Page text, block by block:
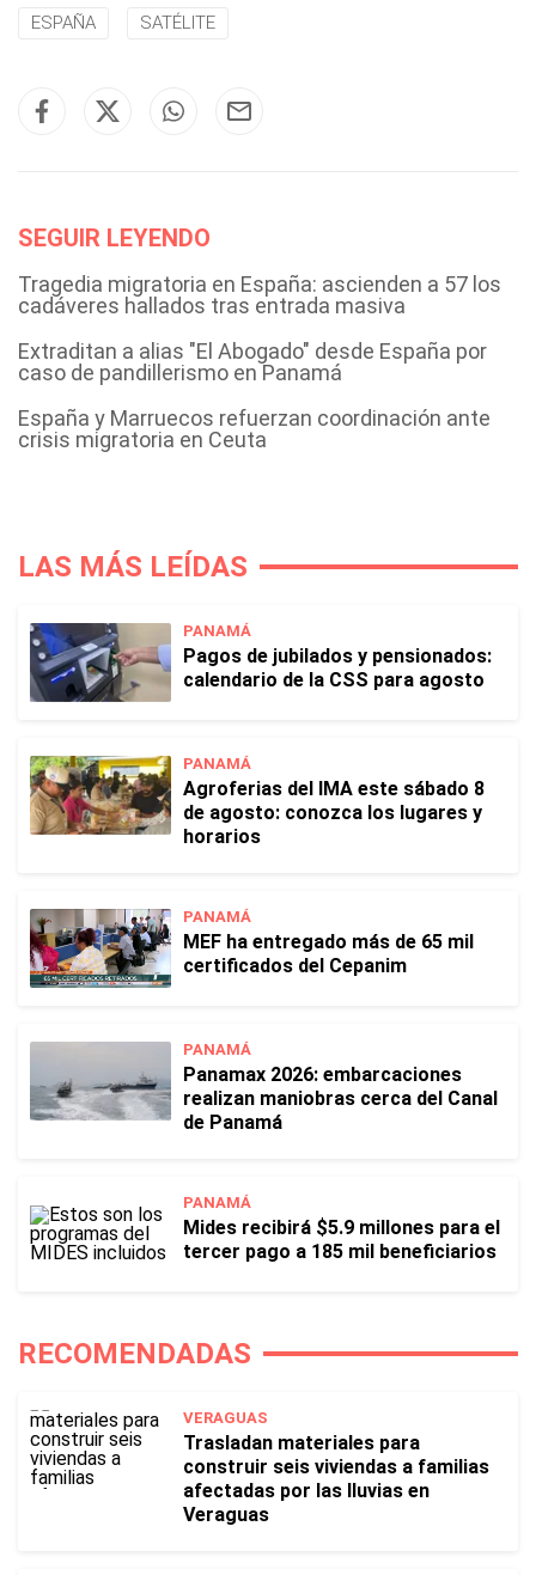
ESPAÑA SATÉLITE
SEGUIR LEYENDO
Tragedia migratoria en España: ascienden a 57 los
cadáveres hallados tras entrada masiva
Extraditan a alias "El Abogado" desde España por
caso de pandillerismo en Panamá
España y Marruecos refuerzan coordinación ante
crisis migratoria en Ceuta
LAS MÁS LEÍDAS
PANAMÁ
Pagos de jubilados y pensionados:
calendario de la CSS para agosto
PANAMÁ
Agroferias del IMA este sábado 8
de agosto: conozca los lugares y
horarios
PANAMÁ
MEF ha entregado más de 65 mil
certificados del Cepanim
PANAMÁ
Panamax 2026: embarcaciones
realizan maniobras cerca del Canal
de Panamá
PANAMÁ
Mides recibirá $5.9 millones para el
tercer pago a 185 mil beneficiarios
RECOMENDADAS
VERAGUAS
Trasladan materiales para
construir seis viviendas a familias
afectadas por las lluvias en
Veraguas